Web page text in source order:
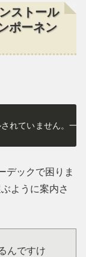
ストール
ポーネン
れていません。一
デックで困りま
ように案内さ
んですけ